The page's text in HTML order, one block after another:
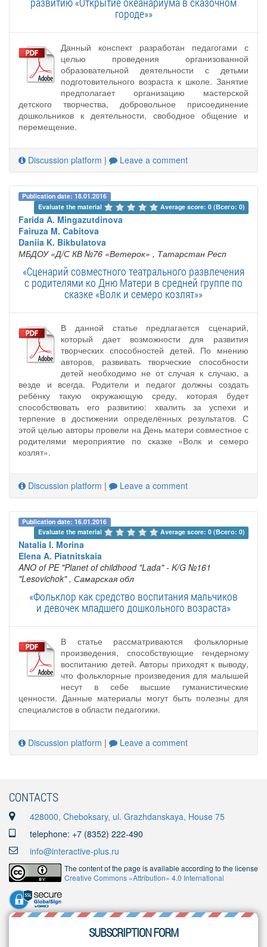
городе»»
Данный конспект разработан педагогами с
целью проведения организованной
образовательной деятельности с детьми
подготовительного возраста к школе. Занятие
предполагает организацию мастерской
детского творчества, добровольное присоединение
дошкольников к деятельности, свободное общение и
перемещение.
Discussion platform | Leave a comment
Publication date: 18.01.2016
Evaluate the material
Average score: 0 (Всего: 0)
Farida A. Mingazutdinova
Fairuza M. Cabitova
Daniia K. Bikbulatova
МБДОУ «Д/С КВ №76 «Ветерок» , Татарстан Респ
«Сценарий совместного театрального развлечения
с родителями ко Дню Матери в средней группе по
сказке «Волк и семеро козлят»»
В данной статье предлагается сценарий,
который дает возможности для развития
творческих способностей детей. По мнению
авторов, развивать творческие способности
детей необходимо не от случая к случаю, а
везде и всегда. Родители и педагог должны создать
ребёнку такую окружающую среду, которая будет
способствовать его развитию: хвалить за успехи и
терпение в достижении определённых результатов. С
этой целью авторы провели на День матери совместное с
родителями мероприятие по сказке «Волк и семеро
козлят».
Discussion platform | Leave a comment
Publication date: 16.01.2016
Evaluate the material
Average score: 0 (Всего: 0)
Natalia I. Morina
Elena A. Piatnitskaia
ANO of PE "Planet of childhood "Lada" - K/G №161
"Lesovichok" , Самарская обл
«Фольклор как средство воспитания мальчиков
и девочек младшего дошкольного возраста»
В статье рассматриваются фольклорные
произведения, способствующие гендерному
воспитанию детей. Авторы приходят к выводу,
что фольклорные произведения для малышей
несут в себе высшие гуманистические
ценности. Данные материалы могут быть полезны для
специалистов в области педагогики.
Discussion platform | Leave a comment
CONTACTS
428000, Cheboksary, ul. Grazhdanskaya, House 75
telephone: +7 (8352) 222-490
info@interactive-plus.ru
The content of the page is available according to the license
Creative Commons «Attribution» 4.0 International
SUBSCRIPTION FORM